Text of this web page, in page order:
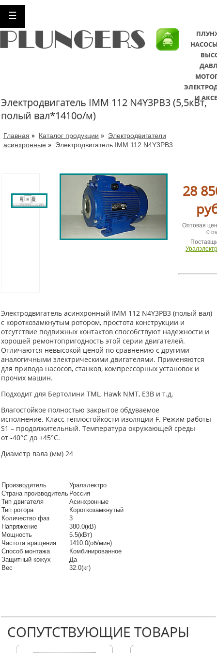
☰
И
Элeктродвигатель IMM 112 N4Y3PB3 (5,5кВт,
полый вал*1410о/м)
Главная » Каталог продукции » Электродвигатели
асинхронные » Элeктродвигатель IMM 112 N4Y3PB3
28
Оптовая
0
Электродвигатель асинхронный IMM 112 N4Y3PB3 (полый вал)
с короткозамкнутым ротором, простота конструкции и
отсутствие подвижных контактов способствуют надежности и
хорошей ремонтопригодность этой серии двигателей.
Отличаются невысокой ценой по сравнению с другими
аналогичными электрическими двигателями. Применяются
для привода насосов, станков, компрессорных установок и
прочих машин.
Подходит для Бертолини TML, Hawk NMT, E3B и т.д.
Влагостойкое полностью закрытое обдуваемое
исполнение. Класс теплостойкости изоляции F. Режим работы
S1 – продолжительный. Температура окружающей среды
от -40°C до +45°C.
Диаметр вала (мм) 24
Производитель
Уралэлектро
Страна производитель Россия
Тип двигателя
Асинхронные
Тип ротора
Короткозамкнутый
Количество фаз
3
Напряжение
380.0(кВ)
Мощность
5.5(кВт)
Частота вращения
1410.0(об/мин)
Способ монтажа
Комбинированное
Защитный кожух
Да
Вес
32.0(кг)
СОПУТСТВУЮЩИЕ ТОВАРЫ